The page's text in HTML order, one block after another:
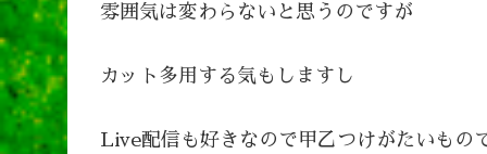
雰囲気は変わらないと思うのですが
カット多用する気もしますし
Live配信も好きなので甲乙つけがたいもの